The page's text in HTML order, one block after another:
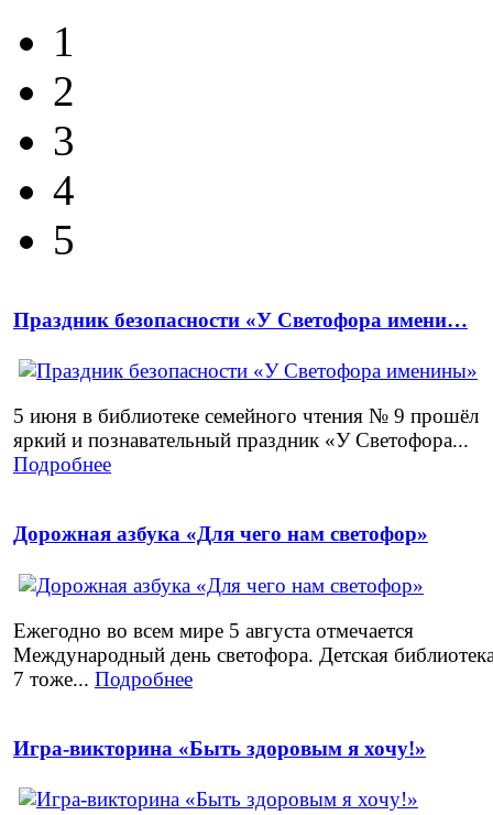
1
2
3
4
5
Праздник безопасности «У Светофора имени…
5 июня в библиотеке семейного чтения № 9 прошёл
яркий и познавательный праздник «У Светофора...
Подробнее
Дорожная азбука «Для чего нам светофор»
Ежегодно во всем мире 5 августа отмечается
Международный день светофора. Детская
7 тоже... Подробнее
Игра-викторина «Быть здоровым я хочу!»